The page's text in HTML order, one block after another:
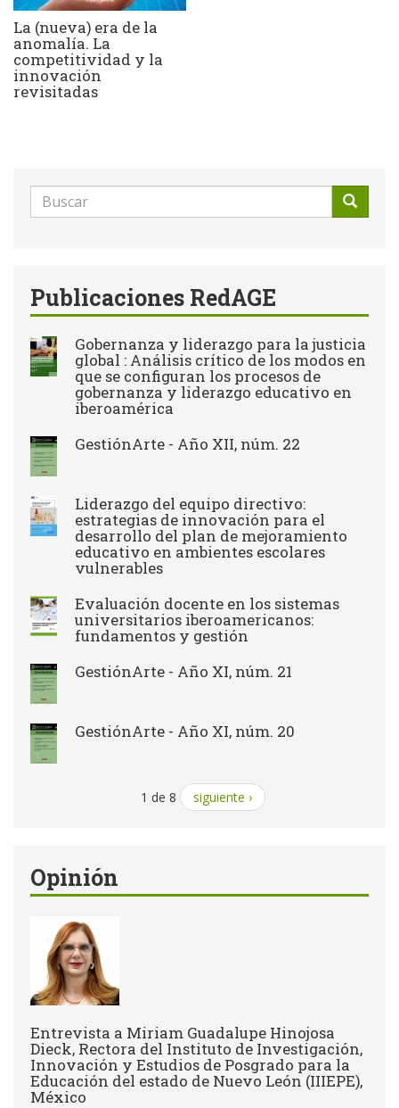
La (nueva) era de la
anomalía. La
competitividad y la
innovación
revisitadas
Formulario
de
Publicaciones RedAGE
Gobernanza y liderazgo para la justicia
global : Análisis crítico de los modos en
que se configuran los procesos de
gobernanza y liderazgo educativo en
iberoamérica
GestiónArte - Año XII, núm. 22
Liderazgo del equipo directivo:
estrategias de innovación para el
desarrollo del plan de mejoramiento
educativo en ambientes escolares
vulnerables
Evaluación docente en los sistemas
universitarios iberoamericanos:
fundamentos y gestión
GestiónArte - Año XI, núm. 21
GestiónArte - Año XI, núm. 20
1 de 8 siguiente ›
Opinión
Entrevista a Miriam Guadalupe Hinojosa
Dieck, Rectora del Instituto de Investigación,
Innovación y Estudios de Posgrado para la
Educación del estado de Nuevo León (IIIEPE),
México